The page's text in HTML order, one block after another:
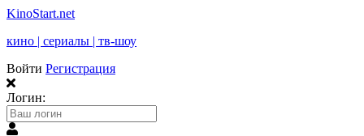
KinoStart.net
кино | сериалы | тв-шоу
Войти Регистрация
Логин: